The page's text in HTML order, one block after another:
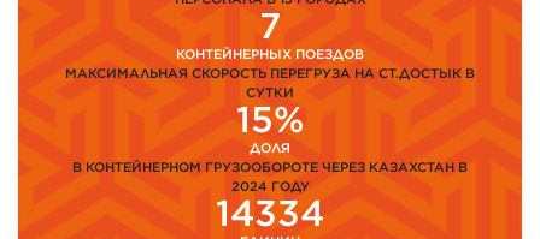
7
КОНТЕЙНЕРНЫХ ПОЕЗДОВ
МАКСИМАЛЬНАЯ СКОРОСТЬ ПЕРЕГРУЗА НА СТ.ДОСТЫК В
СУТКИ
15%
ДОЛЯ
В КОНТЕЙНЕРНОМ ГРУЗООБОРОТЕ ЧЕРЕЗ КАЗАХСТАН В
2024 ГОДУ
14334